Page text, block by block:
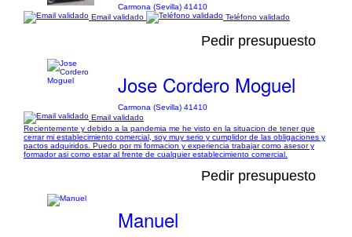
Carmona (Sevilla) 41410
Email validado
Teléfono validado
Pedir presupuesto
Jose Cordero Moguel
Carmona (Sevilla) 41410
Email validado
Recientemente y debido a la pandemia me he visto en la situacion de tener que
cerrar mi establecimiento comercial, soy muy serio y cumplidor de las obligaciones y
pactos adquiridos. Puedo por mi formacion y experiencia trabajar como asesor y
formador asi como estar al frente de cualquier establecimiento comercial.
Pedir presupuesto
Manuel